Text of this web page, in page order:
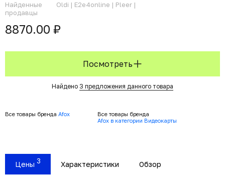
Найденные
продавцы
Oldi | E2e4online | Pleer |
8870.00 ₽
Посмотреть
Найдено 3 предложения данного товара
Все товары бренда Afox
Все товары бренда
Afox в категории Видеокарты
Цены 3 Характеристики Обзор